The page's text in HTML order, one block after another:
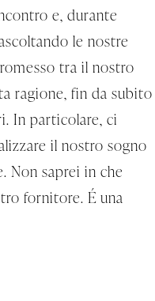
e, durante
le nostre
tra il nostro
ragione, fin da subito
In particolare, ci
il nostro sogno
Non saprei in che
fornitore. É una